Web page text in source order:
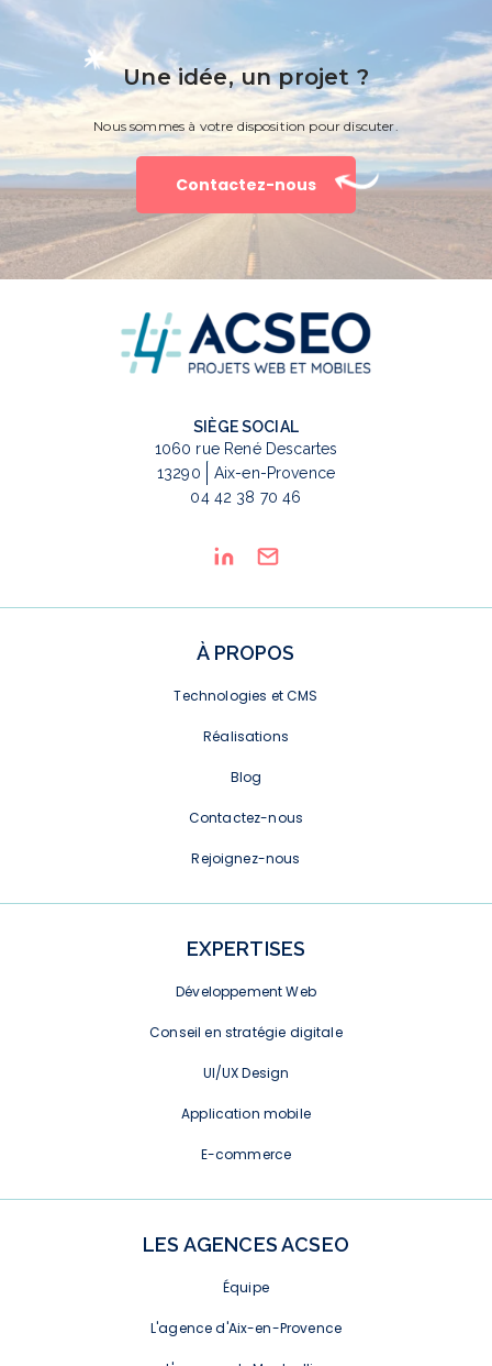
Une idée, un projet ?
Nous sommes à votre disposition pour discuter.
Contactez-nous
SIÈGE SOCIAL
1060 rue René Descartes
13290
Aix-en-Provence
04 42 38 70 46
À PROPOS
Technologies et CMS
Réalisations
Blog
Contactez-nous
Rejoignez-nous
EXPERTISES
Développement Web
Conseil en stratégie digitale
UI/UX Design
Application mobile
E-commerce
LES AGENCES ACSEO
Équipe
L'agence d'Aix-en-Provence